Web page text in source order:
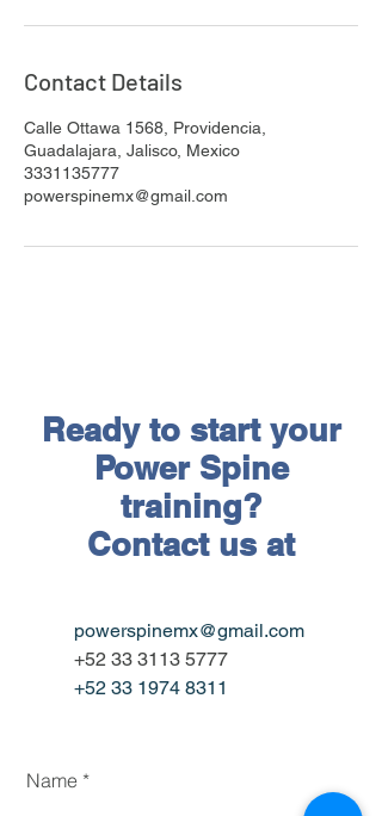
Contact Details
Calle Ottawa 1568, Providencia,
Guadalajara, Jalisco, Mexico
3331135777
powerspinemx@gmail.com
Ready to start your
Power Spine
training?
Contact us at
powerspinemx@gmail.com
+52 33 3113 5777
+52 33 1974 8311
Name